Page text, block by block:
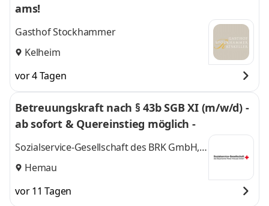
ams!
Gasthof Stockhammer
Kelheim
vor 4 Tagen
Betreuungskraft nach § 43b SGB XI (m/w/d) -
ab sofort & Quereinstieg möglich -
Sozialservice-Gesellschaft des BRK GmbH,
SeniorenWohnen Hemau
Hemau
vor 11 Tagen